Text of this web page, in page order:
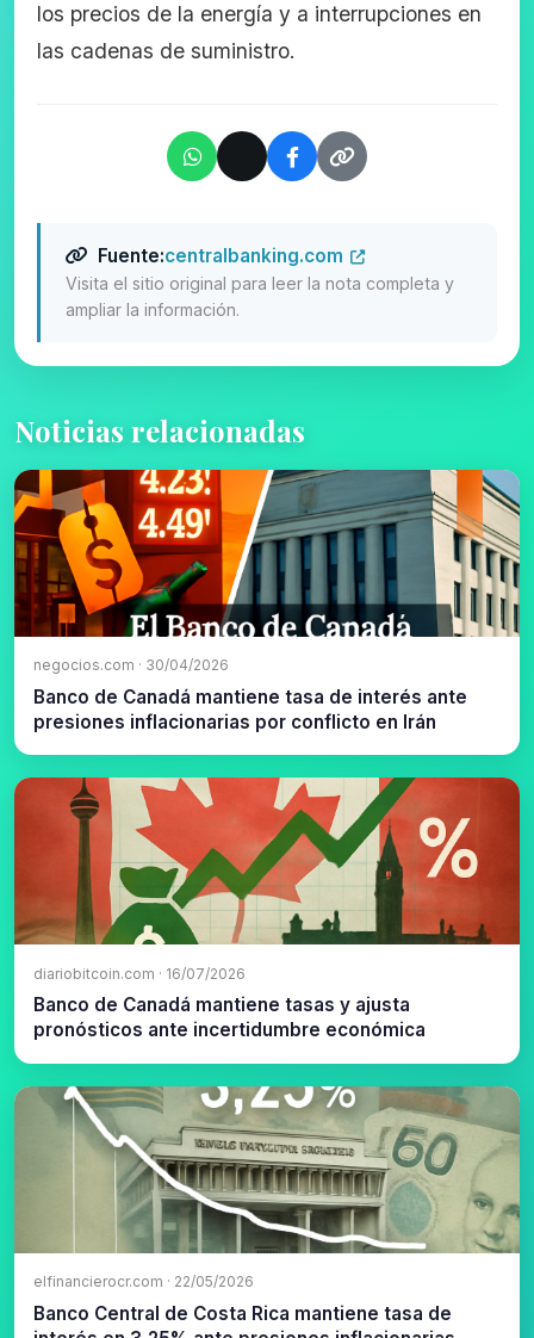
los precios de la energía y a interrupciones en
las cadenas de suministro.
Fuente:centralbanking.com
Visita el sitio original para leer la nota completa y
ampliar la información.
Noticias relacionadas
negocios.com · 30/04/2026
Banco de Canadá mantiene tasa de interés ante
presiones inflacionarias por conflicto en Irán
diariobitcoin.com · 16/07/2026
Banco de Canadá mantiene tasas y ajusta
pronósticos ante incertidumbre económica
elfinancierocr.com · 22/05/2026
Banco Central de Costa Rica mantiene tasa de